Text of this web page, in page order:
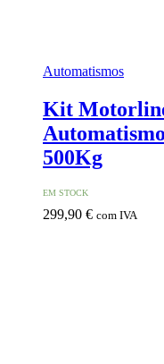
Automatismos
Kit
500Kg
EM STOCK
299,90 € com IVA